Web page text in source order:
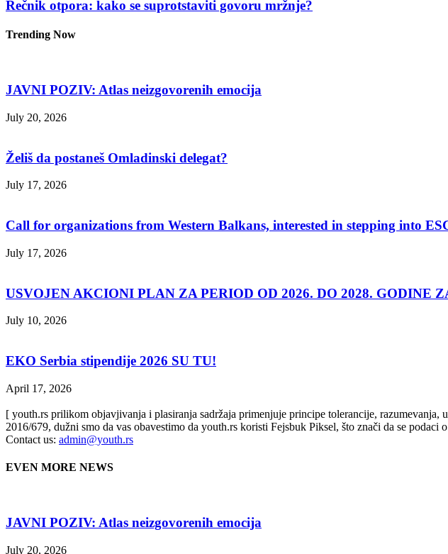
Rečnik otpora: kako se suprotstaviti govoru mržnje?
Trending Now
JAVNI POZIV: Atlas neizgovorenih emocija
July 20, 2026
Želiš da postaneš Omladinski delegat?
July 17, 2026
Call for organizations from Western Balkans, interested in stepping into
July 17, 2026
USVOJEN AKCIONI PLAN ZA PERIOD OD 2026. DO 2028. GODINE
July 10, 2026
EKO Serbia stipendije 2026 SU TU!
April 17, 2026
[ youth.rs prilikom objavjivanja i plasiranja sadržaja primenjuje principe tolerancije,
2016/679, dužni smo da vas obavestimo da youth.rs koristi Fejsbuk Piksel, što znači da se podaci
Contact us: admin@youth.rs
EVEN MORE NEWS
JAVNI POZIV: Atlas neizgovorenih emocija
July 20, 2026